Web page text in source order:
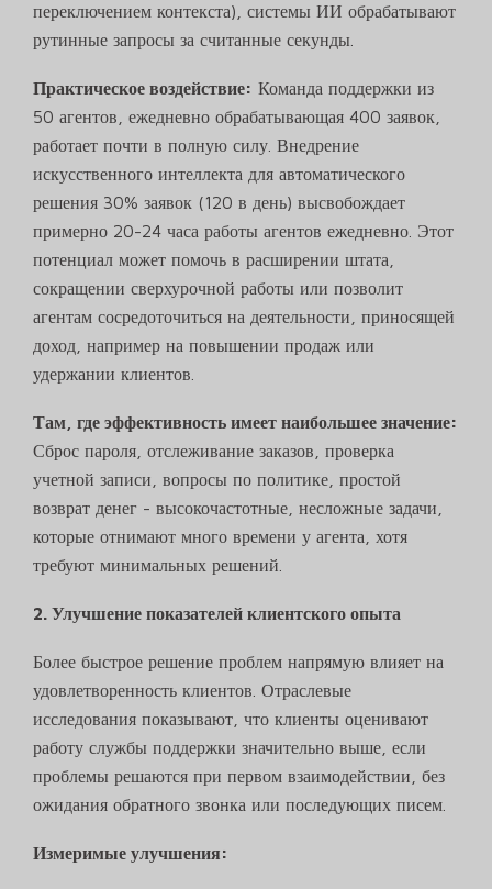
переключением контекста), системы ИИ обрабатывают
рутинные запросы за считанные секунды.
Практическое воздействие: Команда поддержки из
50 агентов, ежедневно обрабатывающая 400 заявок,
работает почти в полную силу. Внедрение
искусственного интеллекта для автоматического
решения 30% заявок (120 в день) высвобождает
примерно 20-24 часа работы агентов ежедневно. Этот
потенциал может помочь в расширении штата,
сокращении сверхурочной работы или позволит
агентам сосредоточиться на деятельности, приносящей
доход, например на повышении продаж или
удержании клиентов.
Там, где эффективность имеет наибольшее значение:
Сброс пароля, отслеживание заказов, проверка
учетной записи, вопросы по политике, простой
возврат денег - высокочастотные, несложные задачи,
которые отнимают много времени у агента, хотя
требуют минимальных решений.
2. Улучшение показателей клиентского опыта
Более быстрое решение проблем напрямую влияет на
удовлетворенность клиентов. Отраслевые
исследования показывают, что клиенты оценивают
работу службы поддержки значительно выше, если
проблемы решаются при первом взаимодействии, без
ожидания обратного звонка или последующих писем.
Измеримые улучшения: